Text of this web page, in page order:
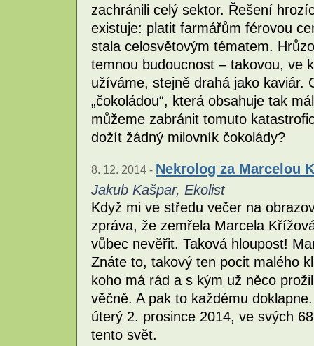
zachránili celý sektor. Řešení
existuje: platit farmářům férovou
stala celosvětovým tématem.
temnou budoucnost – takovou, ve
užíváme, stejně drahá jako kaviár.
„čokoládou“, která obsahuje tak
můžeme zabránit tomuto
dožít žádný milovník čokolády?
8. 12. 2014 - Nekrolog za Marcelou
Jakub Kašpar, Ekolist
Když mi ve středu večer na
zpráva, že zemřela Marcela
vůbec nevěřit. Taková hloupost!
Znáte to, takový ten pocit malého
koho má rád a s kým už něco
věčně. A pak to každému
úterý 2. prosince 2014, ve svých
tento svět.